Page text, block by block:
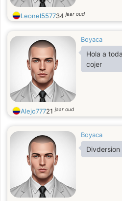
Leonel557734jaar oud
Boyaca
Hola a
cojer
Alejo77721jaar oud
Boyaca